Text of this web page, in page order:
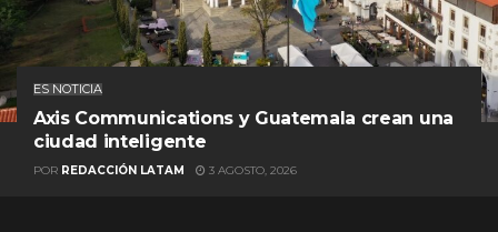
ES NOTICIA
Axis Communications y Guatemala crean una
ciudad inteligente
POR REDACCIÓN LATAM 3 AGOSTO, 2026